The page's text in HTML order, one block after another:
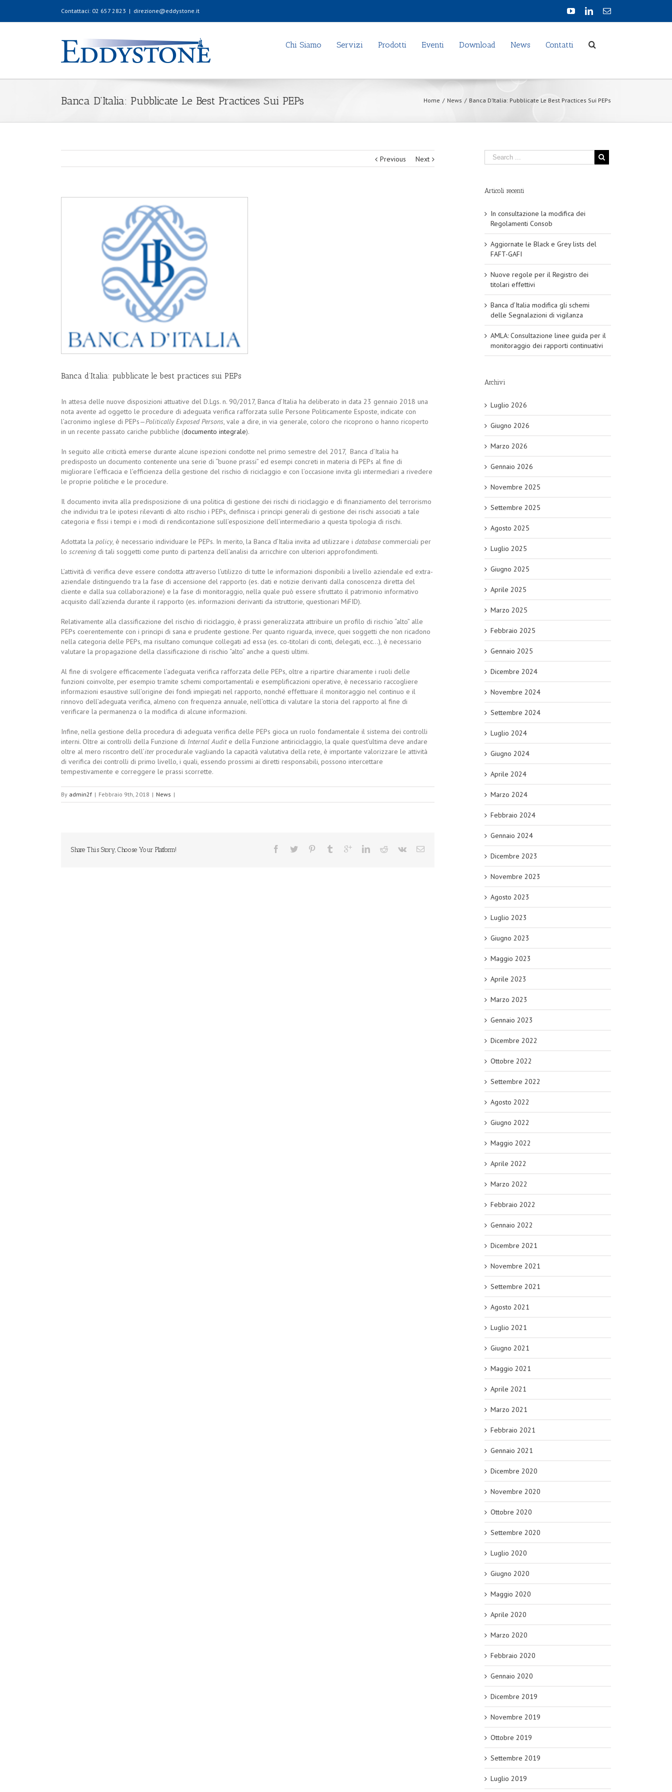
Contattaci: 02 657 2823 | direzione@eddystone.it
Chi Siamo Servizi Prodotti Eventi Download News Contatti
Banca D’Italia: Pubblicate Le Best Practices Sui PEPs Home / News / Banca D’Italia: Pubblicate Le Best Practices Sui PEPs
Previous Next
Banca d’Italia: pubblicate le best practices sui PEPs
In attesa delle nuove disposizioni attuative del D.Lgs. n. 90/2017, Banca d’Italia ha deliberato in data 23 gennaio 2018 una
nota avente ad oggetto le procedure di adeguata verifica rafforzata sulle Persone Politicamente Esposte, indicate con
l’acronimo inglese di PEPs—Politically Exposed Persons, vale a dire, in via generale, coloro che ricoprono o hanno ricoperto
in un recente passato cariche pubbliche (documento integrale).
In seguito alle criticità emerse durante alcune ispezioni condotte nel primo semestre del 2017, Banca d’Italia ha
predisposto un documento contenente una serie di “buone prassi” ed esempi concreti in materia di PEPs al fine di
migliorare l’efficacia e l’efficienza della gestione del rischio di riciclaggio e con l’occasione invita gli intermediari a rivedere
le proprie politiche e le procedure.
Il documento invita alla predisposizione di una politica di gestione dei rischi di riciclaggio e di finanziamento del terrorismo
che individui tra le ipotesi rilevanti di alto rischio i PEPs, definisca i principi generali di gestione dei rischi associati a tale
categoria e fissi i tempi e i modi di rendicontazione sull’esposizione dell’intermediario a questa tipologia di rischi.
Adottata la policy, è necessario individuare le PEPs. In merito, la Banca d’Italia invita ad utilizzare i databasecommerciali per
lo screening di tali soggetti come punto di partenza dell’analisi da arricchire con ulteriori approfondimenti.
L’attività di verifica deve essere condotta attraverso l’utilizzo di tutte le informazioni disponibili a livello aziendale ed extra-
aziendale distinguendo tra la fase di accensione del rapporto (es. dati e notizie derivanti dalla conoscenza diretta del
cliente e dalla sua collaborazione) e la fase di monitoraggio, nella quale può essere sfruttato il patrimonio informativo
acquisito dall’azienda durante il rapporto (es. informazioni derivanti da istruttorie, questionari MiFID).
Relativamente alla classificazione del rischio di riciclaggio, è prassi generalizzata attribuire un profilo di rischio “alto” alle
PEPs coerentemente con i principi di sana e prudente gestione. Per quanto riguarda, invece, quei soggetti che non ricadono
nella categoria delle PEPs, ma risultano comunque collegati ad essa (es. co-titolari di conti, delegati, ecc…), è necessario
valutare la propagazione della classificazione di rischio “alto” anche a questi ultimi.
Al fine di svolgere efficacemente l’adeguata verifica rafforzata delle PEPs, oltre a ripartire chiaramente i ruoli delle
funzioni coinvolte, per esempio tramite schemi comportamentali e esemplificazioni operative, è necessario raccogliere
informazioni esaustive sull’origine dei fondi impiegati nel rapporto, nonché effettuare il monitoraggio nel continuo e il
rinnovo dell’adeguata verifica, almeno con frequenza annuale, nell’ottica di valutare la storia del rapporto al fine di
verificare la permanenza o la modifica di alcune informazioni.
Infine, nella gestione della procedura di adeguata verifica delle PEPs gioca un ruolo fondamentale il sistema dei controlli
interni. Oltre ai controlli della Funzione di Internal Audite della Funzione antiriciclaggio, la quale quest’ultima deve andare
oltre al mero riscontro dell’iterprocedurale vagliando la capacità valutativa della rete, è importante valorizzare le attività
di verifica dei controlli di primo livello, i quali, essendo prossimi ai diretti responsabili, possono intercettare
tempestivamente e correggere le prassi scorrette.
By admin2f | Febbraio 9th, 2018 | News |
Share This Story, Choose Your Platform!
Articoli recenti
In consultazione la modifica dei
Regolamenti Consob
Aggiornate le Black e Grey lists del
FAFT-GAFI
Nuove regole per il Registro dei
titolari effettivi
Banca d’Italia modifica gli schemi
delle Segnalazioni di vigilanza
AMLA: Consultazione linee guida per il
monitoraggio dei rapporti continuativi
Archivi
Luglio 2026
Giugno 2026
Marzo 2026
Gennaio 2026
Novembre 2025
Settembre 2025
Agosto 2025
Luglio 2025
Giugno 2025
Aprile 2025
Marzo 2025
Febbraio 2025
Gennaio 2025
Dicembre 2024
Novembre 2024
Settembre 2024
Luglio 2024
Giugno 2024
Aprile 2024
Marzo 2024
Febbraio 2024
Gennaio 2024
Dicembre 2023
Novembre 2023
Agosto 2023
Luglio 2023
Giugno 2023
Maggio 2023
Aprile 2023
Marzo 2023
Gennaio 2023
Dicembre 2022
Ottobre 2022
Settembre 2022
Agosto 2022
Giugno 2022
Maggio 2022
Aprile 2022
Marzo 2022
Febbraio 2022
Gennaio 2022
Dicembre 2021
Novembre 2021
Settembre 2021
Agosto 2021
Luglio 2021
Giugno 2021
Maggio 2021
Aprile 2021
Marzo 2021
Febbraio 2021
Gennaio 2021
Dicembre 2020
Novembre 2020
Ottobre 2020
Settembre 2020
Luglio 2020
Giugno 2020
Maggio 2020
Aprile 2020
Marzo 2020
Febbraio 2020
Gennaio 2020
Dicembre 2019
Novembre 2019
Ottobre 2019
Settembre 2019
Luglio 2019